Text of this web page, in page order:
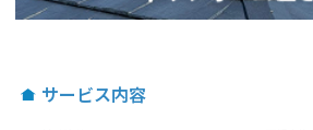
サービス内容